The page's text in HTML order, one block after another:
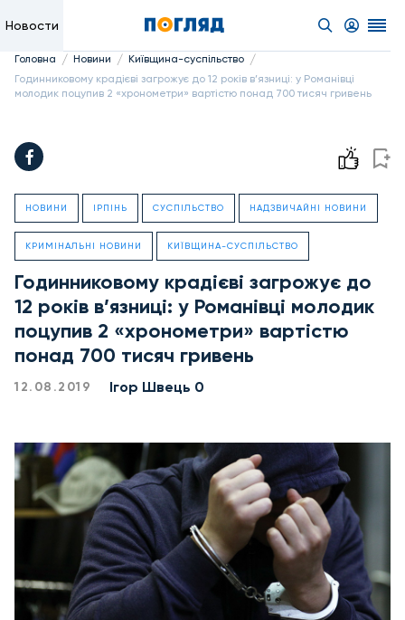
Новости
Головна / Новини / Київщина-суспільство /
Годинниковому крадієві загрожує до 12 років в’язниці: у Романівці
молодик поцупив 2 «хронометри» вартістю понад 700 тисяч гривень
НОВИНИ ІРПІНЬ СУСПІЛЬСТВО НАДЗВИЧАЙНІ НОВИНИ
КРИМІНАЛЬНІ НОВИНИ КИЇВЩИНА-СУСПІЛЬСТВО
Годинниковому крадієві загрожує до
12 років в’язниці: у Романівці молодик
поцупив 2 «хронометри» вартістю
понад 700 тисяч гривень
12.08.2019 Ігор Швець 0